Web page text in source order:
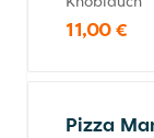
11,00 €
Pizza